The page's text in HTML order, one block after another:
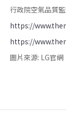
行政院空氣品質
https://
https://
圖片來源: LG官